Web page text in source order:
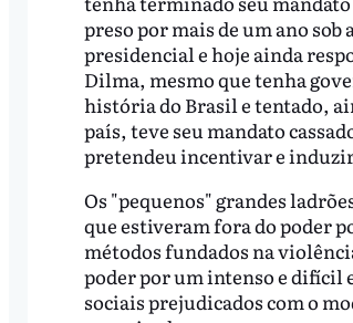
preso por mais de um ano
presidencial e hoje ainda
Dilma, mesmo que tenha
história do Brasil e tentado,
país, teve seu mandato
pretendeu incentivar e
Os "pequenos" grandes
que estiveram fora do poder
métodos fundados na
poder por um intenso e difícil
sociais prejudicados com o